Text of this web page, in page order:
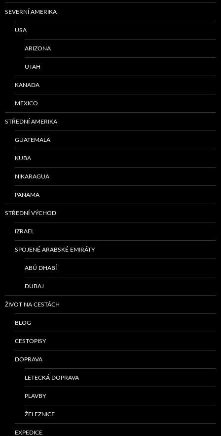
SEVERNÍ AMERIKA
USA
ARIZONA
UTAH
KANADA
MEXICO
STŘEDNÍ AMERIKA
GUATEMALA
KUBA
NIKARAGUA
PANAMA
STŘEDNÍ VÝCHOD
IZRAEL
SPOJENÉ ARABSKÉ EMIRÁTY
ABÚ DHABÍ
DUBAJ
ŽIVOT NA CESTÁCH
BLOG
CESTOPISY
DOPRAVA
LETECKÁ DOPRAVA
PLAVBY
ŽELEZNICE
EXPEDICE